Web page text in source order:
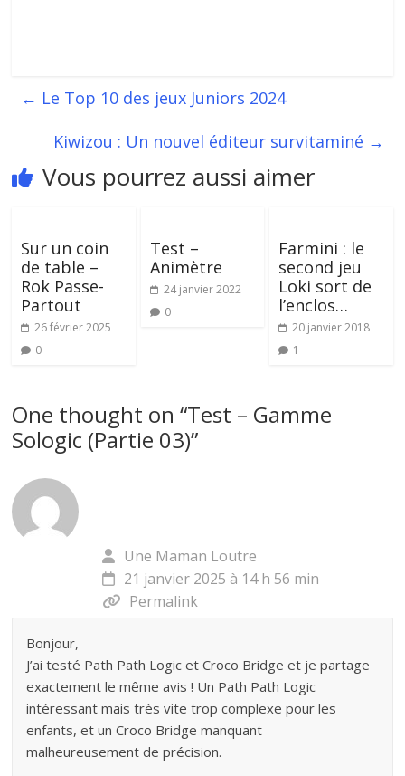
← Le Top 10 des jeux Juniors 2024
Kiwizou : Un nouvel éditeur survitaminé →
Vous pourrez aussi aimer
Sur un coin
de table –
Rok Passe-
Partout
26 février 2025
0
Test –
Animètre
24 janvier 2022
0
Farmini : le
second jeu
Loki sort de
l’enclos…
20 janvier 2018
1
One thought on “Test – Gamme
Sologic (Partie 03)”
Une Maman Loutre
21 janvier 2025 à 14 h 56 min
Permalink
Bonjour,
J’ai testé Path Path Logic et Croco Bridge et je partage
exactement le même avis ! Un Path Path Logic
intéressant mais très vite trop complexe pour les
enfants, et un Croco Bridge manquant
malheureusement de précision.